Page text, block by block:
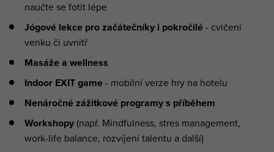
naučte se fotit lépe
Jógové lekce pro začátečníky i pokročilé - cvičení
venku či uvnitř
Masáže a wellness
Indoor EXIT game - mobilní verze hry na hotelu
Nenáročné zážitkové programy s příběhem
Workshopy (např. Mindfulness, stres management,
work-life balance, rozvíjení talentu a další)